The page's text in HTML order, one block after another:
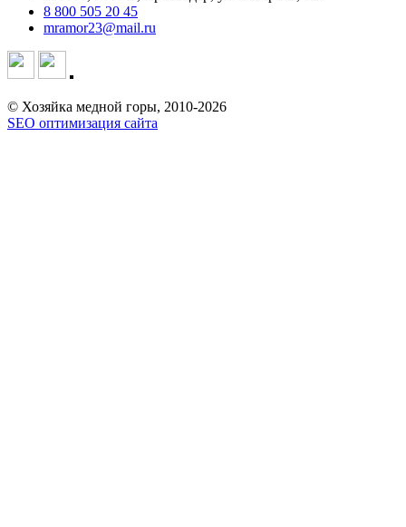
8 800 505 20 45
mramor23@mail.ru
© Хозяйка медной горы, 2010-2026
SEO оптимизация сайта